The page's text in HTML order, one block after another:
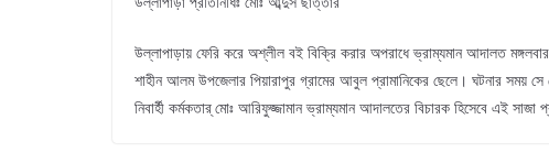
উল্লাপাড়ায় ফেরি করে অশ্লীল বই বিক্রি করার অপরাধে ভ্রাম্যমান আদালত
শাহীন আলম উপজেলার পিয়ারাপুর গ্রামের আবুল প্রামানিকের ছেলে। ঘটনার সময়
নিবার্হী কর্মকতার্ মোঃ আরিফুজ্জামান ভ্রাম্যমান আদালতের বিচারক হিসেবে এই সাজা